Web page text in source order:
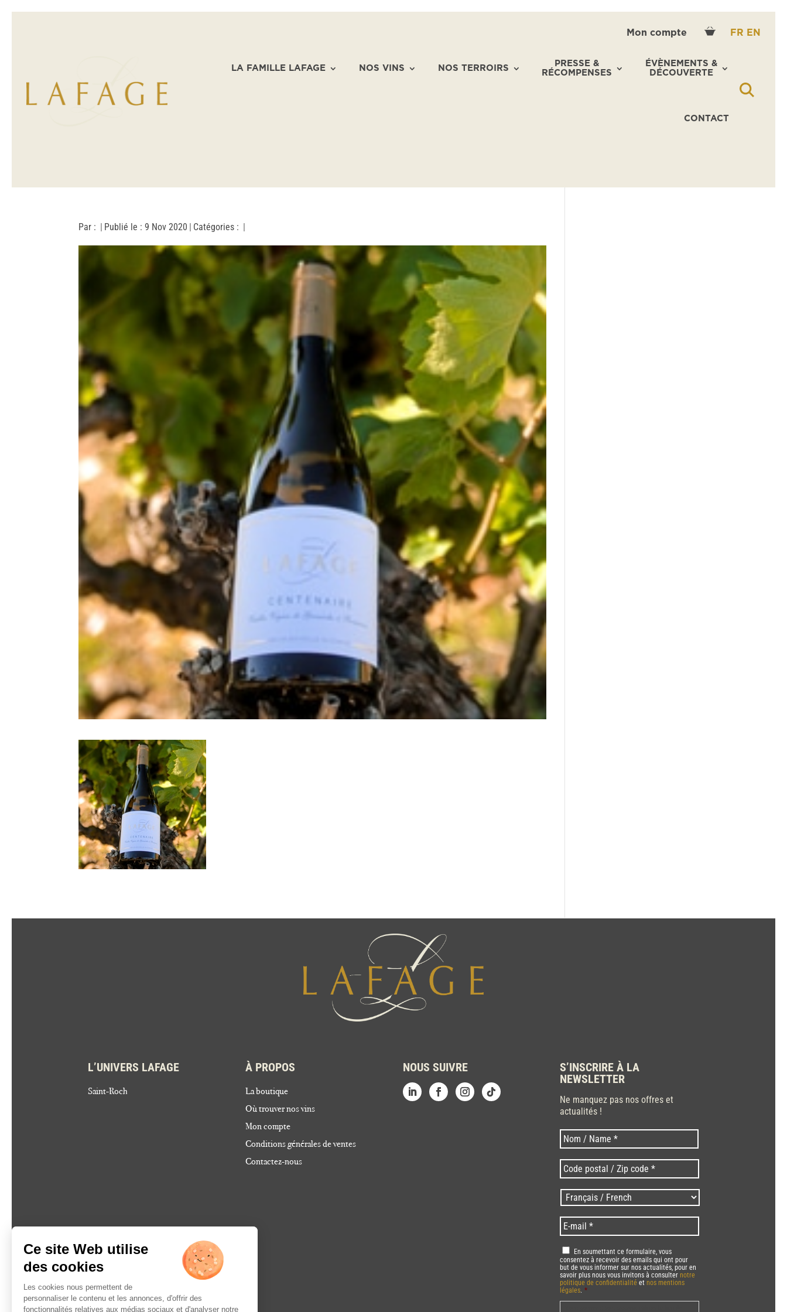
Mon compte FR EN
LA FAMILLE LAFAGE NOS VINS NOS TERROIRS
PRESSE &
RÉCOMPENSES
ÉVÈNEMENTS &
DÉCOUVERTE
CONTACT
Par : | Publié le : 9 Nov 2020 | Catégories : |
L’UNIVERS LAFAGE
Saint-Roch
À PROPOS
La boutique
Où trouver nos vins
Mon compte
Conditions générales de ventes
Contactez-nous
NOUS SUIVRE
S’INSCRIRE À LA
NEWSLETTER
Ne manquez pas nos offres et
actualités !
Nom * Nom
Code
postal
/
Zip
* *
Langues
/
Language *
E-
mail *
RGPD *
En soumettant ce formulaire, vous
consentez à recevoir des emails qui ont pour
but de vous informer sur nos actualités, pour en
savoir plus nous vous invitons à consulternotre
politique de confidentialité etnos mentions
légales. *